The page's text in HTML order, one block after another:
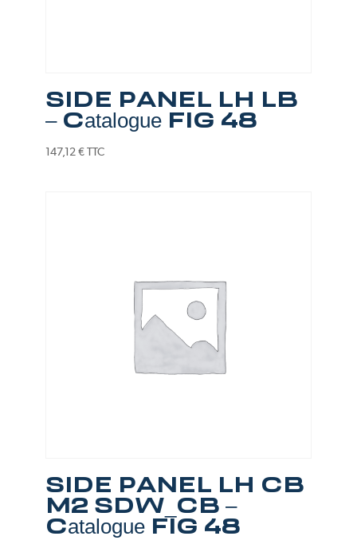
SIDE PANEL LH LB
– Catalogue FIG 48
147,12 € TTC
SIDE PANEL LH CB
M2 SDW_CB –
Catalogue FIG 48